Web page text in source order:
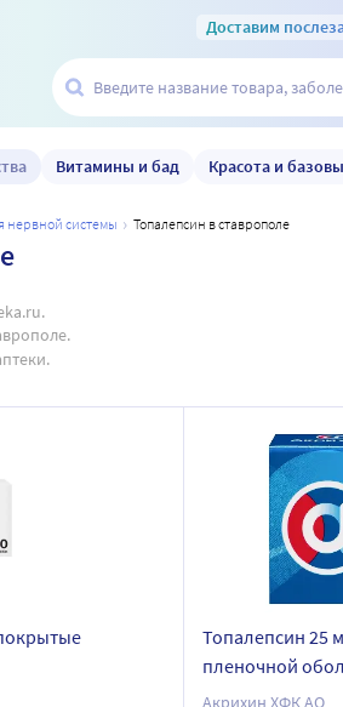
Доставим
Витамины и бад Красота и
нервной системы топалепсин в ставрополе
Топалепсин 25
пленочной
Акрихин ХФК АО